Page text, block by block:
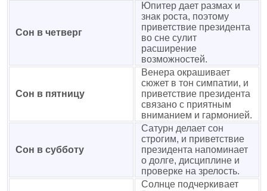
Сон в четверг
Юпитер дает размах и
знак роста, поэтому
приветствие президента
во сне сулит
расширение
возможностей.
Сон в пятницу
Венера окрашивает
сюжет в тон симпатии, и
приветствие президента
связано с приятным
вниманием и гармонией.
Сон в субботу
Сатурн делает сон
строгим, и приветствие
президента напоминает
о долге, дисциплине и
проверке на зрелость.
Солнце подчеркивает